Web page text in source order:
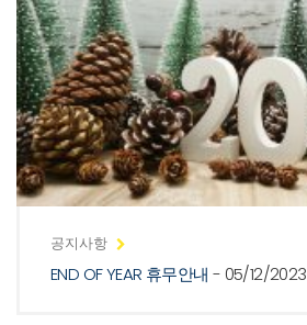
공지사항
END OF YEAR 휴무안내 - 05/12/2023